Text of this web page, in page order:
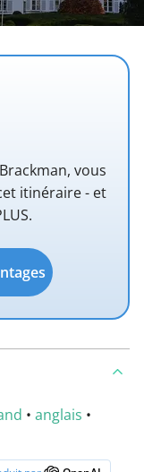
vous
itinéraire - et
• anglais •